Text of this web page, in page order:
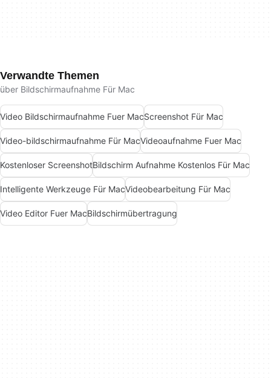
Verwandte Themen
über Bildschirmaufnahme Für Mac
Video Bildschirmaufnahme Fuer MacScreenshot Für Mac
Video-bildschirmaufnahme Für MacVideoaufnahme Fuer Mac
Kostenloser ScreenshotBildschirm Aufnahme Kostenlos Für Mac
Intelligente Werkzeuge Für MacVideobearbeitung Für Mac
Video Editor Fuer MacBildschirmübertragung